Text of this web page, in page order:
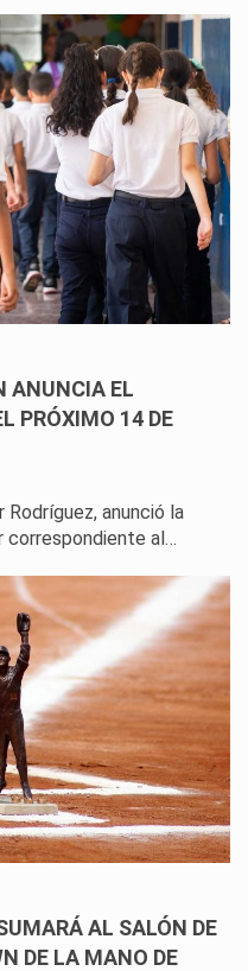
ANUNCIA EL
PRÓXIMO 14 DE
anunció la
correspondiente al…
AL SALÓN DE
DE LA MANO DE